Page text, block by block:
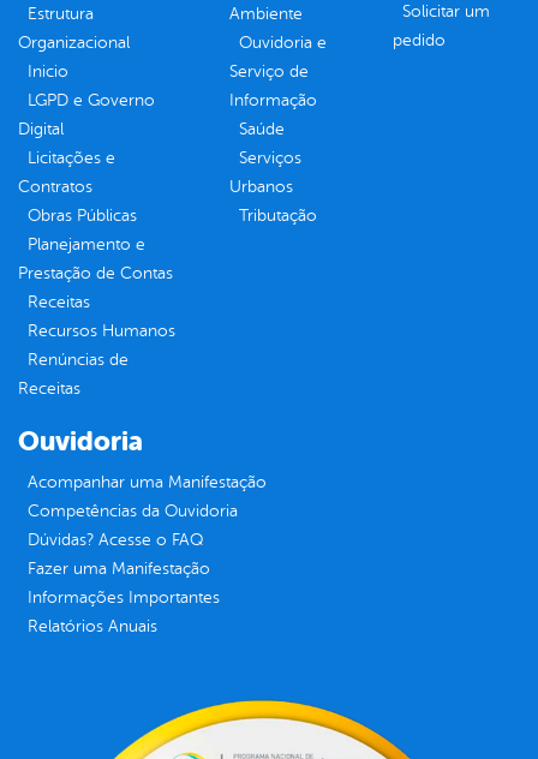
Estrutura
Organizacional
Inicio
LGPD e Governo
Digital
Licitações e
Contratos
Obras Públicas
Planejamento e
Prestação de Contas
Receitas
Recursos Humanos
Renúncias de
Receitas
Ambiente
Ouvidoria e
Serviço de
Informação
Saúde
Serviços
Urbanos
Tributação
Solicitar um
pedido
Ouvidoria
Acompanhar uma Manifestação
Competências da Ouvidoria
Dúvidas? Acesse o FAQ
Fazer uma Manifestação
Informações Importantes
Relatórios Anuais